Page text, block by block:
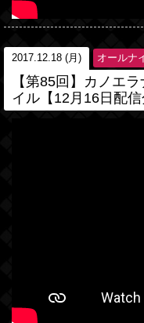
2017.12.18 (月) オールナ
【第85回】カノエ
イル【12月16日配信